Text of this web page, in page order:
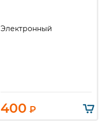
Электронный
400 ₽